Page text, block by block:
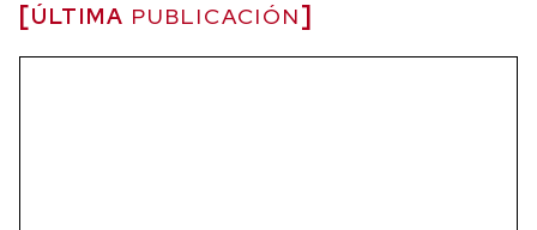
ÚLTIMA PUBLICACIÓN